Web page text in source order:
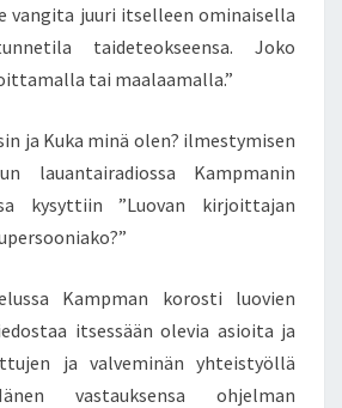
vangita juuri itselleen ominaisella
taideteokseensa. Joko
tai maalaamalla.”
ja Kuka minä olen? ilmestymisen
lauantairadiossa Kampmanin
kysyttiin ”Luovan kirjoittajan
Kampman korosti luovien
itsessään olevia asioita ja
ja valveminän yhteistyöllä
vastauksensa ohjelman